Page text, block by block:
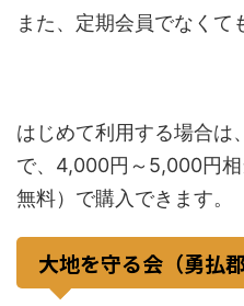
また、定期会員でなくて
はじめて利用する場合は
で、4,000円～5,000円
無料）で購入できます。
大地を守る会（勇払郡